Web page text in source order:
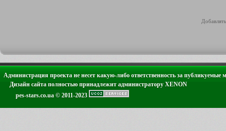
Администрация проекта не несет какую-либо ответственность за публикуемые
Дизайн сайта полностью принадлежит администратору XENON
pes-stars.co.ua © 2011-2023